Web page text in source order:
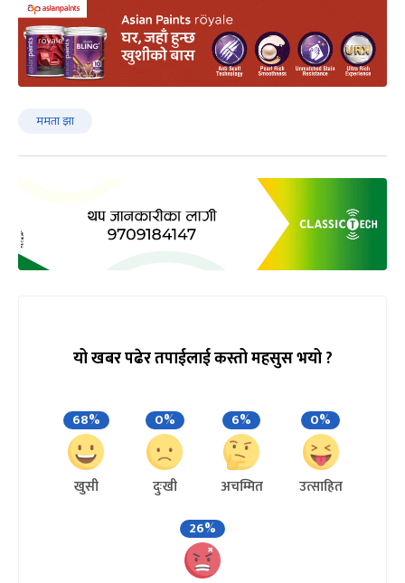
ममता झा
यो खबर पढेर तपाईलाई कस्तो महसुस भयो ?
68%
खुसी
0%
दुःखी
6%
अचम्मित
0%
उत्साहित
26%